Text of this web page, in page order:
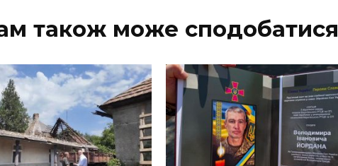
також може сподобатися